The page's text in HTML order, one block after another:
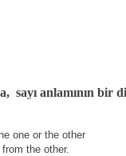
sayı anlamının bir
one or the other
the other.